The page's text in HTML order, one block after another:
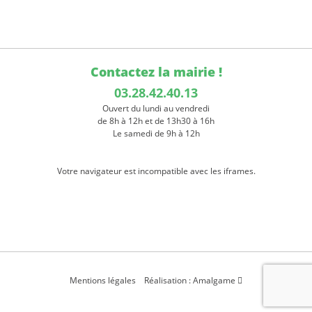
Contactez la mairie !
03.28.42.40.13
Ouvert du lundi au vendredi
de 8h à 12h et de 13h30 à 16h
Le samedi de 9h à 12h
Votre navigateur est incompatible avec les iframes.
Mentions légales Réalisation : Amalgame